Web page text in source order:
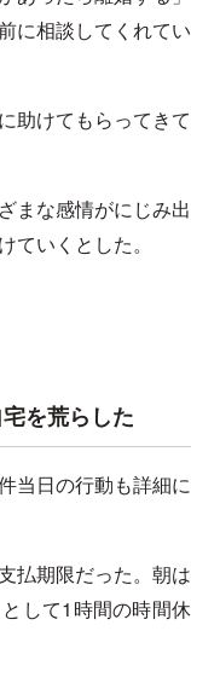
に相談してくれてい
助けてもらってきて
まな感情がにじみ出
ていくとした。
を荒らした
当日の行動も詳細に
払期限だった。朝は
して1時間の時間休